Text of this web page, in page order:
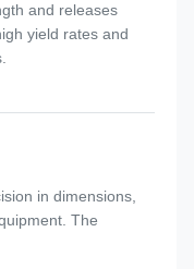
and releases
yield rates and
in dimensions,
The